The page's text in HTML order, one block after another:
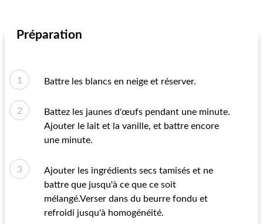
Préparation
Battre les blancs en neige et réserver.
Battez les jaunes d'œufs pendant une minute.
Ajouter le lait et la vanille, et battre encore
une minute.
Ajouter les ingrédients secs tamisés et ne
battre que jusqu'à ce que ce soit
mélangé.Verser dans du beurre fondu et
refroidi jusqu'à homogénéité.